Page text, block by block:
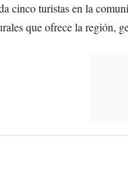
cinco turistas en la
que ofrece la región,